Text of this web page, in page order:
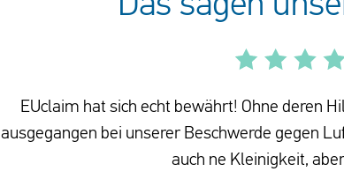
EUclaim hat sich echt bewährt! Ohne deren
ausgegangen bei unserer Beschwerde gegen
auch ne Kleinigkeit,